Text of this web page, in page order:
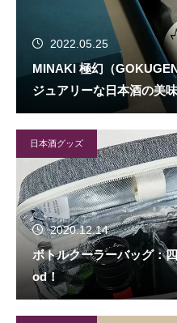
2022.05.25
MINAKI 極幻（
ジュアリーな日本酒の美
日本酒グッズ
2020.12.14
ボトルクーラーバッグ：
od！